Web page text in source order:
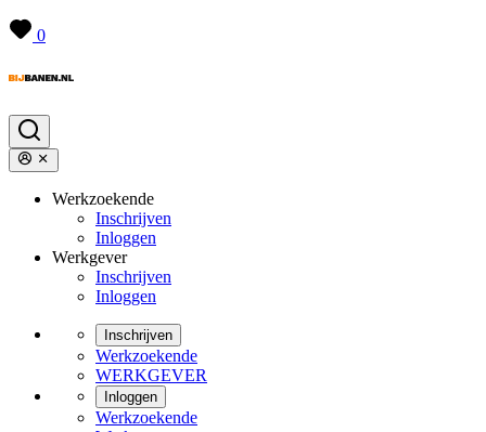
0
Werkzoekende
Inschrijven
Inloggen
Werkgever
Inschrijven
Inloggen
Inschrijven
Werkzoekende
WERKGEVER
Inloggen
Werkzoekende